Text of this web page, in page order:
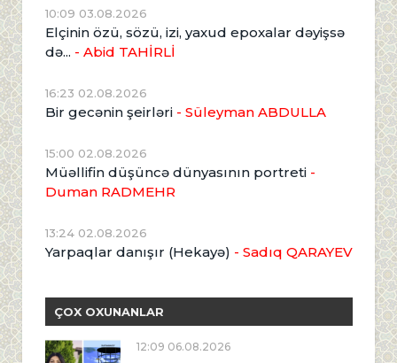
10:09 03.08.2026
Elçinin özü, sözü, izi, yaxud epoxalar dəyişsə
də... - Abid TAHİRLİ
16:23 02.08.2026
Bir gecənin şeirləri - Süleyman ABDULLA
15:00 02.08.2026
Müəllifin düşüncə dünyasının portreti -
Duman RADMEHR
13:24 02.08.2026
Yarpaqlar danışır (Hekayə) - Sadıq QARAYEV
ÇOX OXUNANLAR
12:09 06.08.2026